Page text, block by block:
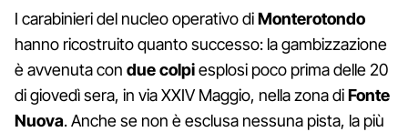
I carabinieri del nucleo operativo diMonterotondo
hanno ricostruito quanto successo: la gambizzazione
è avvenuta con due colpiesplosi poco prima delle 20
di giovedì sera, in via XXIV Maggio, nella zona diFonte
Nuova. Anche se non è esclusa nessuna pista, la più